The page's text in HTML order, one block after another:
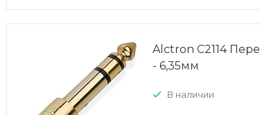
Alctron C2114
- 6,35мм
В наличии